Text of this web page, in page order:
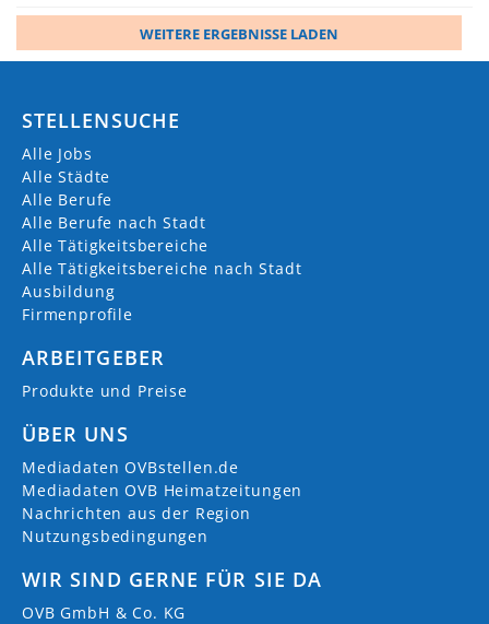
WEITERE ERGEBNISSE LADEN
STELLENSUCHE
Alle Jobs
Alle Städte
Alle Berufe
Alle Berufe nach Stadt
Alle Tätigkeitsbereiche
Alle Tätigkeitsbereiche nach Stadt
Ausbildung
Firmenprofile
ARBEITGEBER
Produkte und Preise
ÜBER UNS
Mediadaten OVBstellen.de
Mediadaten OVB Heimatzeitungen
Nachrichten aus der Region
Nutzungsbedingungen
WIR SIND GERNE FÜR SIE DA
OVB GmbH & Co. KG